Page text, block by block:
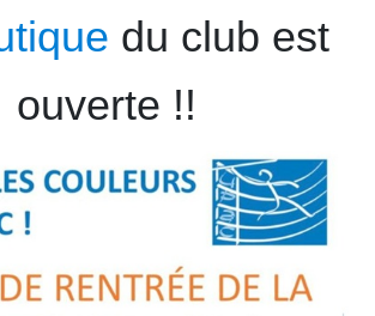
du club est
ouverte !!